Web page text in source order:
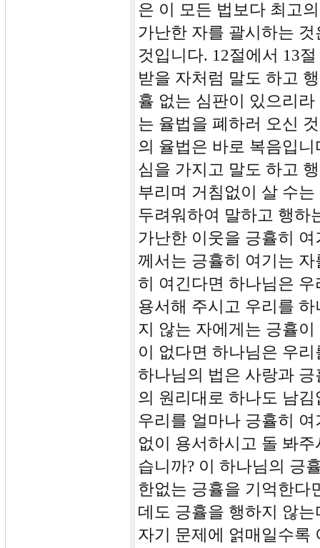
은 이 모든 법보다 최고
가난한 자를 괄시하는
것입니다. 12절에서 13
받을 자처럼 말도 하고
휼 없는 심판이 있으리
는 율법을 폐하러 오신
의 율법은 바로 복음입
심을 가지고 말도 하고
부리며 거침없이 살 수
두려워하여 말하고 행하
가난한 이웃을 긍휼히
께서는 긍휼히 여기는
히 여긴다면 하나님은
용서해 주시고 우리를
지 않는 자에게는 긍휼
이 없다면 하나님은 우
하나님의 법은 사랑과
의 원리대로 하나도 남
우리를 얼마나 긍휼히
없이 용서하시고 돌 봐
습니까? 이 하나님의 긍
한없는 긍휼을 기억한다
데도 긍휼을 행하지 않
자기 문제에 얽매일수록